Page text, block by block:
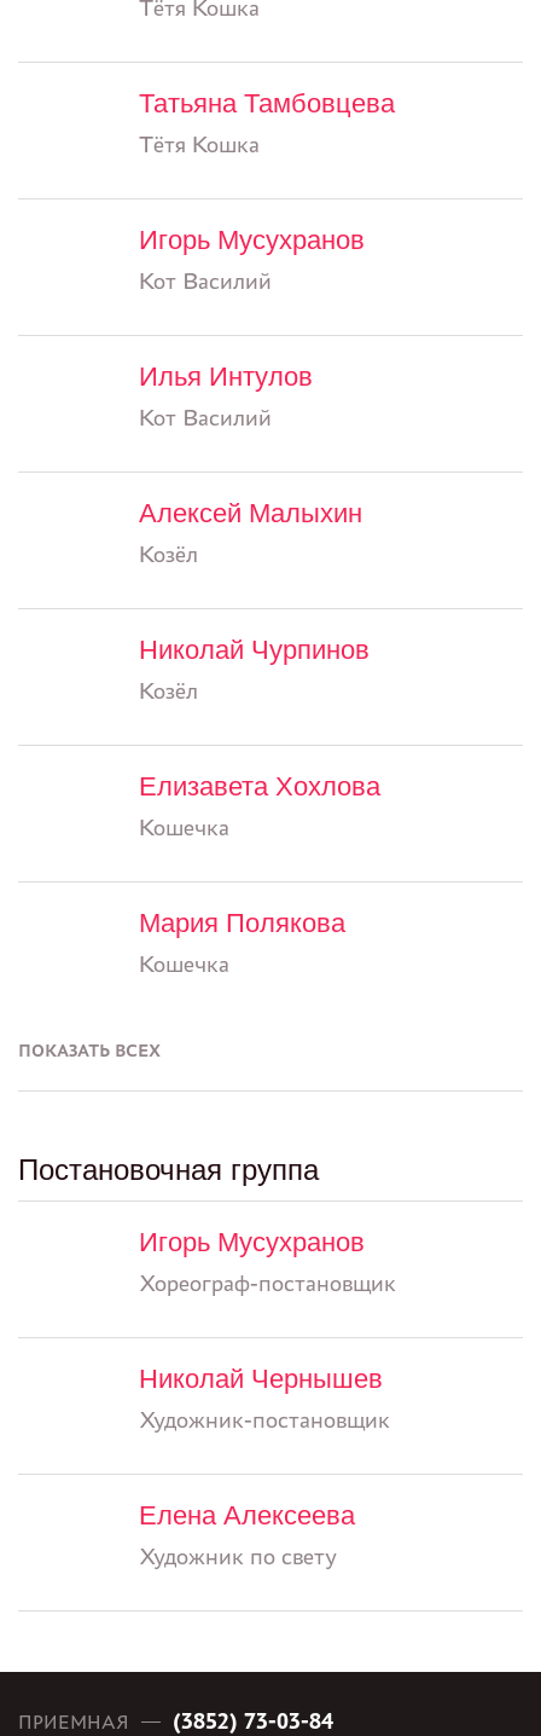
Тётя Кошка
Татьяна Тамбовцева
Тётя Кошка
Игорь Мусухранов
Кот Василий
Илья Интулов
Кот Василий
Алексей Малыхин
Козёл
Николай Чурпинов
Козёл
Елизавета Хохлова
Кошечка
Мария Полякова
Кошечка
ПОКАЗАТЬ ВСЕХ
Постановочная группа
Игорь Мусухранов
Хореограф-постановщик
Николай Чернышев
Художник-постановщик
Елена Алексеева
Художник по свету
ПРИЕМНАЯ (3852) 73-03-84